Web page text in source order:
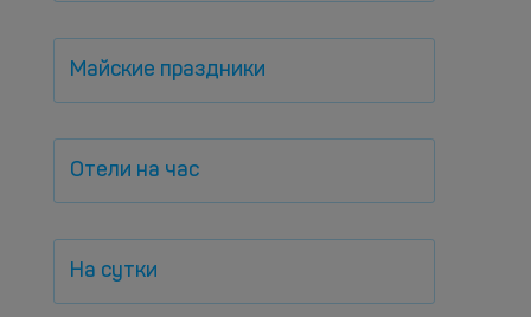
Майские праздники
Отели на час
На сутки